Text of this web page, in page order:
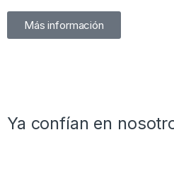
Más información
Ya confían en